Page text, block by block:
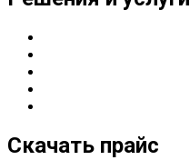
Скачать прайс